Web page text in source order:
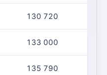
130 720
133 000
135 790